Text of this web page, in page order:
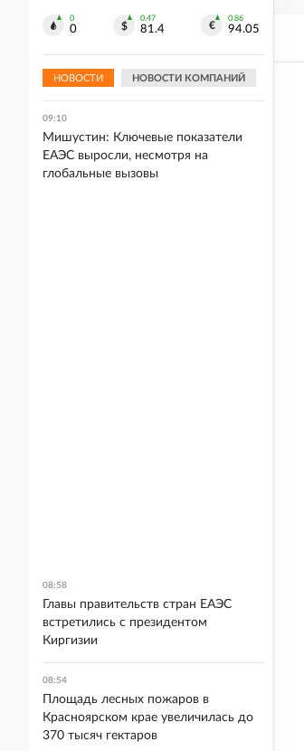
0
0
0.47
81.4
0.86
94.05
НОВОСТИ НОВОСТИ КОМПАНИЙ
09:11
09:10
Мишустин: Ключевые показатели
ЕАЭС выросли, несмотря на
глобальные вызовы
08:58
Главы правительств стран ЕАЭС
встретились с президентом
Киргизии
08:54
Площадь лесных пожаров в
Красноярском крае увеличилась до
370 тысяч гектаров